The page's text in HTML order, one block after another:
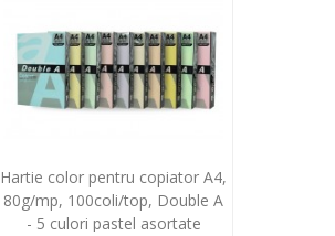
Hartie color pentru copiator A4,
80g/mp, 100coli/top, Double A
- 5 culori pastel asortate